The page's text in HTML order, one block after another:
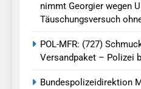
nimmt Georgier wegen
Täuschungsversuch
POL-MFR: (727)
Versandpaket – Polizei
Bundespolizeidirektion